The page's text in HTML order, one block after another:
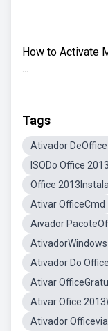
How to Activate
...
Tags
Ativador
ISODo Office 2013
Office
Ativar OfficeCmd
Aivador
Ativador Do
Ativar
Ativar Ofice
Ativador Officevia